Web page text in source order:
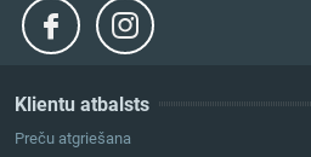
Klientu atbalsts
Preču atgriešana